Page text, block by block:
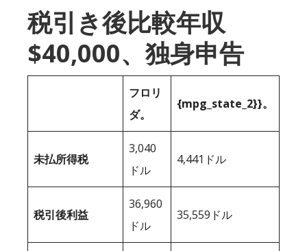
税引き後比較年収
$40,000、独身申告
フロリ
ダ。
{mpg_state_2}}。
未払所得税
3,040
ドル
4,441ドル
税引後利益
36,960
ドル
35,559ドル